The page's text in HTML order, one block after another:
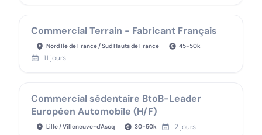
Commercial Terrain - Fabricant Français
Nord Ile de France / Sud Hauts de France 45-50k
11 jours
Commercial sédentaire BtoB-Leader
Européen Automobile (H/F)
Lille / Villeneuve-d'Ascq 30-50k 2 jours